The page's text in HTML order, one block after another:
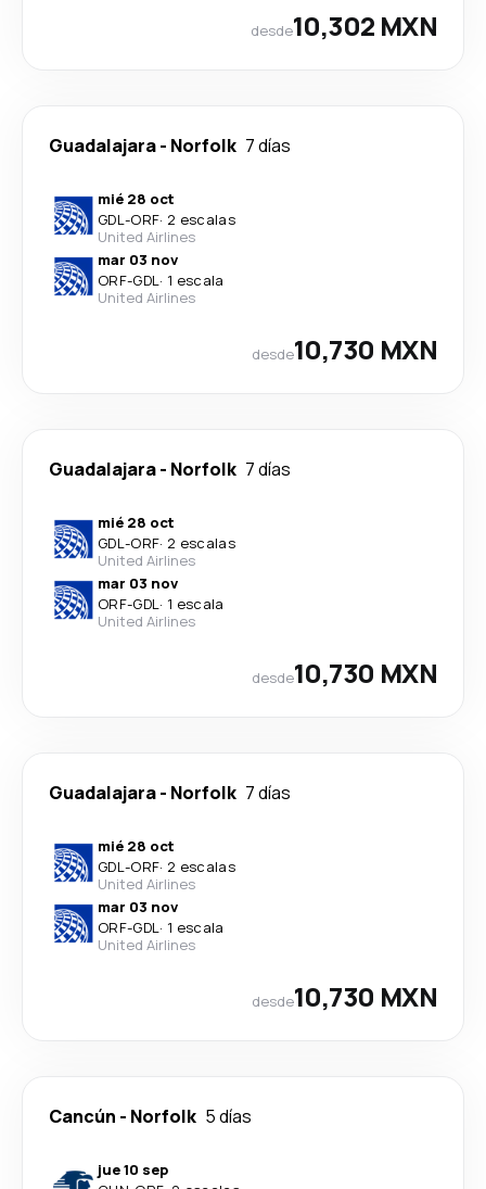
desde10,302 MXN
Guadalajara- Norfolk 7 días
mié 28 oct
GDL-ORF· 2 escalas
United Airlines
mar 03 nov
ORF-GDL· 1 escala
United Airlines
desde10,730 MXN
Guadalajara- Norfolk 7 días
mié 28 oct
GDL-ORF· 2 escalas
United Airlines
mar 03 nov
ORF-GDL· 1 escala
United Airlines
desde10,730 MXN
Guadalajara- Norfolk 7 días
mié 28 oct
GDL-ORF· 2 escalas
United Airlines
mar 03 nov
ORF-GDL· 1 escala
United Airlines
desde10,730 MXN
Cancún - Norfolk 5 días
jue 10 sep